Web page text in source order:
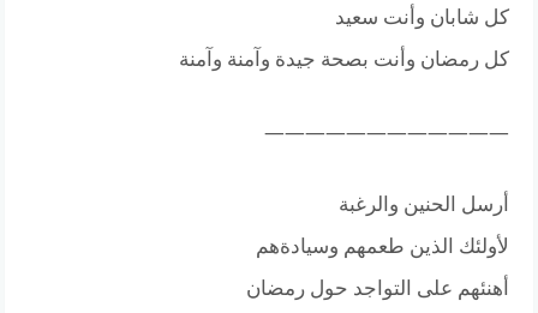
كل شابان وأنت سعيد
كل رمضان وأنت بصحة جيدة وآمنة وآمنة
————————————
أرسل الحنين والرغبة
لأولئك الذين طعمهم وسيادةهم
أهنئهم على التواجد حول رمضان